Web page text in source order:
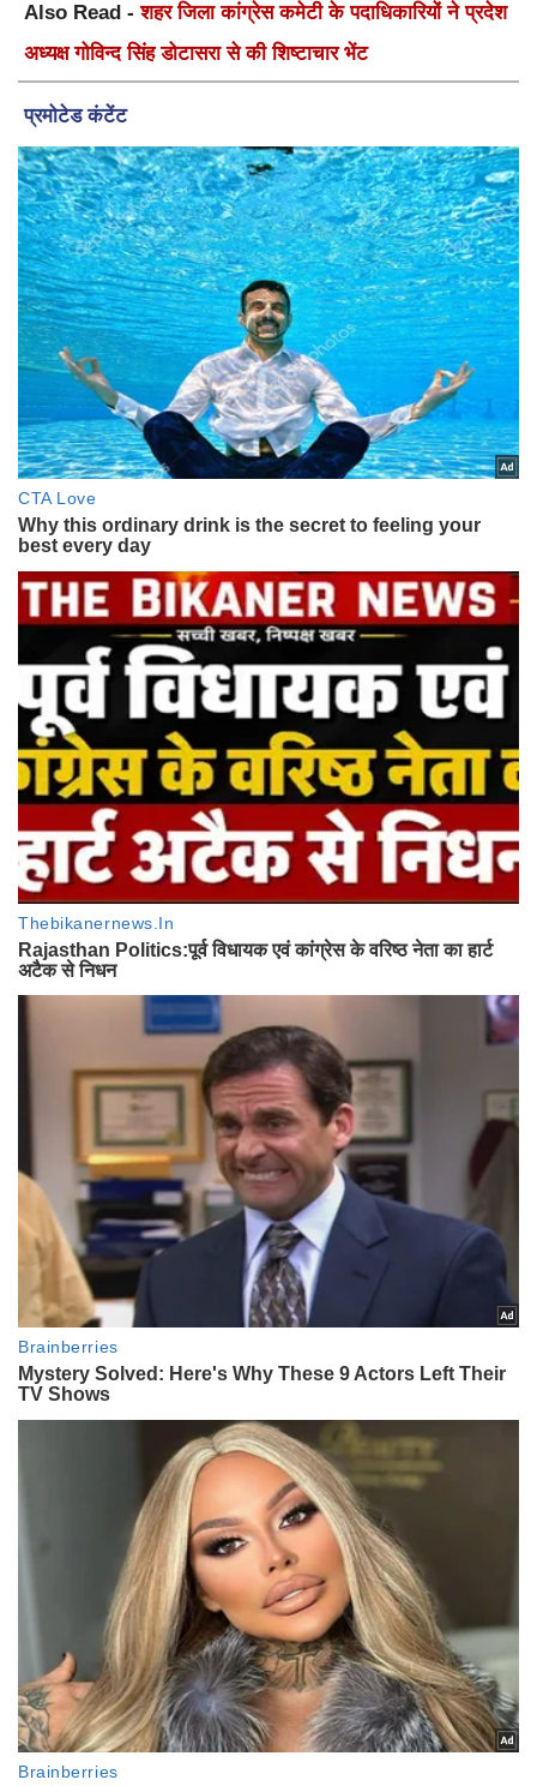
Also Read -शहर जिला कांग्रेस कमेटी के पदाधिकारियों ने प्रदेश
अध्यक्ष गोविन्द सिंह डोटासरा से की शिष्टाचार भेंट